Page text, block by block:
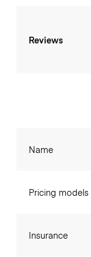
Reviews
Name
Pricing models
Insurance